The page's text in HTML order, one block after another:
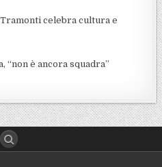
celebra cultura e
“non è ancora squadra”